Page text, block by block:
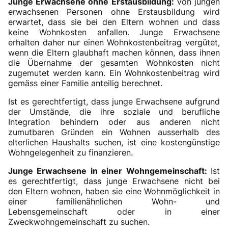
erwachsenen Personen ohne Erstausbildung wird
erwartet, dass sie bei den Eltern wohnen und dass
keine Wohnkosten anfallen. Junge Erwachsene
erhalten daher nur einen Wohnkostenbeitrag vergütet,
wenn die Eltern glaubhaft machen können, dass ihnen
die Übernahme der gesamten Wohnkosten nicht
zugemutet werden kann. Ein Wohnkostenbeitrag wird
gemäss einer Familie anteilig berechnet.
Ist es gerechtfertigt, dass junge Erwachsene aufgrund
der Umstände, die ihre soziale und berufliche
Integration behindern oder aus anderen nicht
zumutbaren Gründen ein Wohnen ausserhalb des
elterlichen Haushalts suchen, ist eine kostengünstige
Wohngelegenheit zu finanzieren.
Junge Erwachsene in einer Wohngemeinschaft: Ist
es gerechtfertigt, dass junge Erwachsene nicht bei
den Eltern wohnen, haben sie eine Wohnmöglichkeit in
einer familienähnlichen Wohn- und
Lebensgemeinschaft oder in einer
Zweckwohngemeinschaft zu suchen.